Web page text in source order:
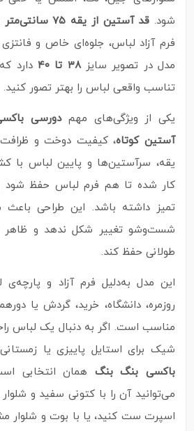
شود. قد آستین از یقه ۷۵ سانتی‌متر
فرم آزاد لباس، جلوه‌ای خاص و
مدل در تصویر سایز۳۸ تا ۴۰
دارد
تناسب واقعی لباس را بهتر تصور کنید.
یکی از ویژگی‌های مهمدورسی
آستین کوتاه، کیفیت دوخت و
یقه، سرآستین‌ها و پایین لباس با
کار شده تا هم فرم لباس حفظ شود
تمیز داشته باشد. این طراحی
شست‌وشو تغییر شکل ندهد و ظاهر
طولانی حفظ کند.
این مدل به‌دلیل فرم آزاد و پارچه‌ی
روزمره، دانشگاه، خرید، گردش یا
مناسب است. اگر به دنبال یک لباس
شیک برای استایل پاییزی یا
باکسی بنگ بنگ همان انتخابی
می‌توانید آن را با کتونی سفید و
اسپرت ست کنید، یا با بوت و شلوار